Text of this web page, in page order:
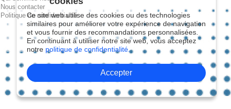
Nous contacter
Politique de confidentialité
Ce site web utilise des cookies ou des technologies
similaires pour améliorer votre expérience de navigation
et vous fournir des recommandations personnalisées.
En continuant à utiliser notre site web, vous acceptez
notre politique de confidentialité.
Accepter